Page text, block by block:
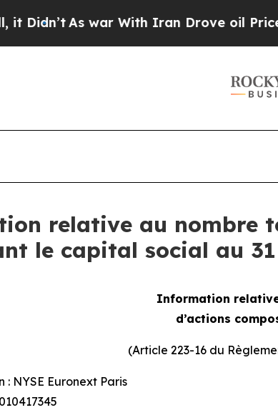
As war With Iran Drove oil Prices
relative au nombre
le capital social au
Information
d’actions
(Article 223-16 du
NYSE Euronext Paris